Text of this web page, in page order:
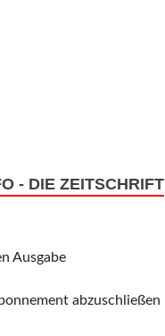
- DIE ZEITSCHRIFT
Ausgabe
abzuschließen